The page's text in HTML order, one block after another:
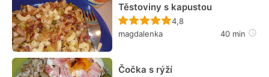
Těstoviny s kapustou
Recept ještě nebyl
4,8
magdalenka
40 min
Čočka s rýží